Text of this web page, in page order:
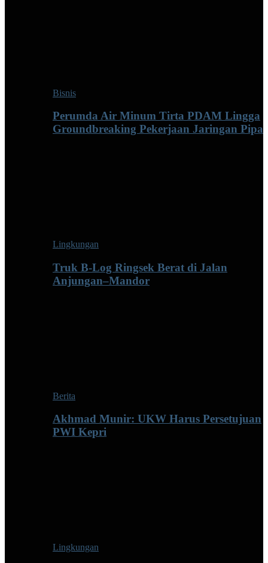
Bisnis
Perumda Air Minum Tirta PDAM Lingga
Groundbreaking Pekerjaan Jaringan Pipa
Lingkungan
Truk B-Log Ringsek Berat di Jalan
Anjungan–Mandor
Berita
Akhmad Munir: UKW Harus Persetujuan
PWI Kepri
Lingkungan